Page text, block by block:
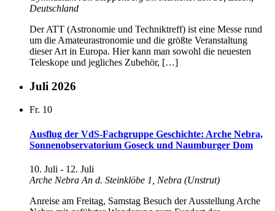
Deutschland
Der ATT (Astronomie und Techniktreff) ist eine Messe rund
um die Amateurastronomie und die größte Veranstaltung
dieser Art in Europa. Hier kann man sowohl die neuesten
Teleskope und jegliches Zubehör, […]
Juli 2026
Fr. 10
Ausflug der VdS-Fachgruppe Geschichte: Arche Nebra,
Sonnenobservatorium Goseck und Naumburger Dom
10. Juli - 12. Juli
Arche Nebra An d. Steinklöbe 1, Nebra (Unstrut)
Anreise am Freitag, Samstag Besuch der Ausstellung Arche